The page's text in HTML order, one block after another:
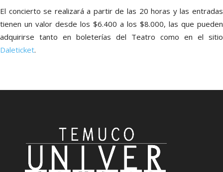
El concierto se realizará a partir de las 20 horas y las entradas
tienen un valor desde los $6.400 a los $8.000, las que pueden
adquirirse tanto en boleterías del Teatro como en el sitio
Daleticket.